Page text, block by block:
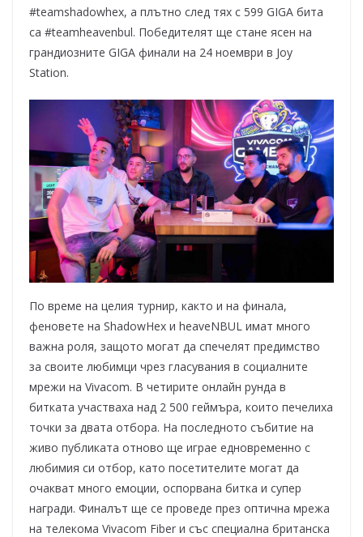
#teamshadowhex, а плътно след тях с 599 GIGA бита
са #teamheavenbul. Победителят ще стане ясен на
грандиозните GIGA финали на 24 ноември в Joy
Station.
По време на целия турнир, както и на финала,
феновете на ShadowHex и heaveNBUL имат много
важна роля, защото могат да спечелят предимство
за своите любимци чрез гласувания в социалните
мрежи на Vivacom. В четирите онлайн рунда в
битката участваха над 2 500 геймъра, които печелиха
точки за двата отбора. На последното събитие на
живо публиката отново ще играе едновременно с
любимия си отбор, като посетителите могат да
очакват много емоции, оспорвана битка и супер
награди. Финалът ще се проведе през оптична мрежа
на телекома Vivacom Fiber и със специална британска